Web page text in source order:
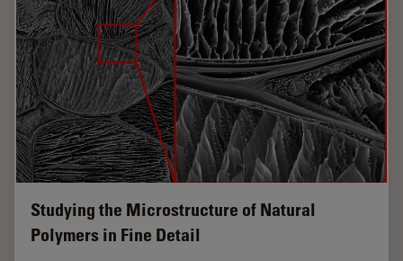
Studying the Microstructure of Natural
Polymers in Fine Detail